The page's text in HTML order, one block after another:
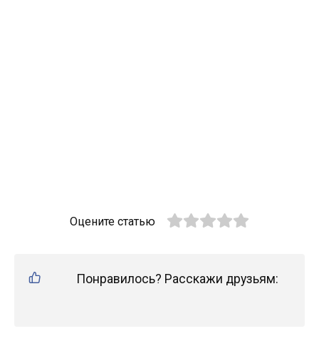
Оцените статью
Понравилось? Расскажи друзьям: